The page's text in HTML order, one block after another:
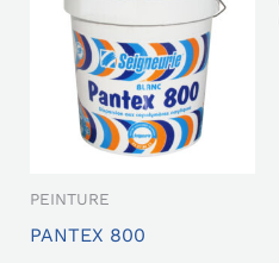
PEINTURE
PANTEX 800